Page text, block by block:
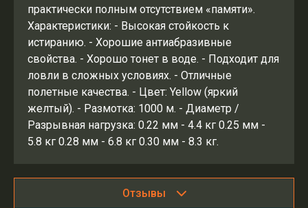
практически полным отсутствием «памяти».
Характеристики: - Высокая стойкость к
истиранию. - Хорошие антиабразивные
свойства. - Хорошо тонет в воде. - Подходит для
ловли в сложных условиях. - Отличные
полетные качества. - Цвет: Yellow (яркий
желтый). - Размотка: 1000 м. - Диаметр /
Разрывная нагрузка: 0.22 мм - 4.4 кг 0.25 мм -
5.8 кг 0.28 мм - 6.8 кг 0.30 мм - 8.3 кг.
Отзывы